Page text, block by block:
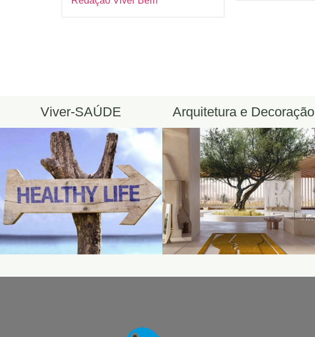
Viver-SAÚDE Arquitetura e Decoração